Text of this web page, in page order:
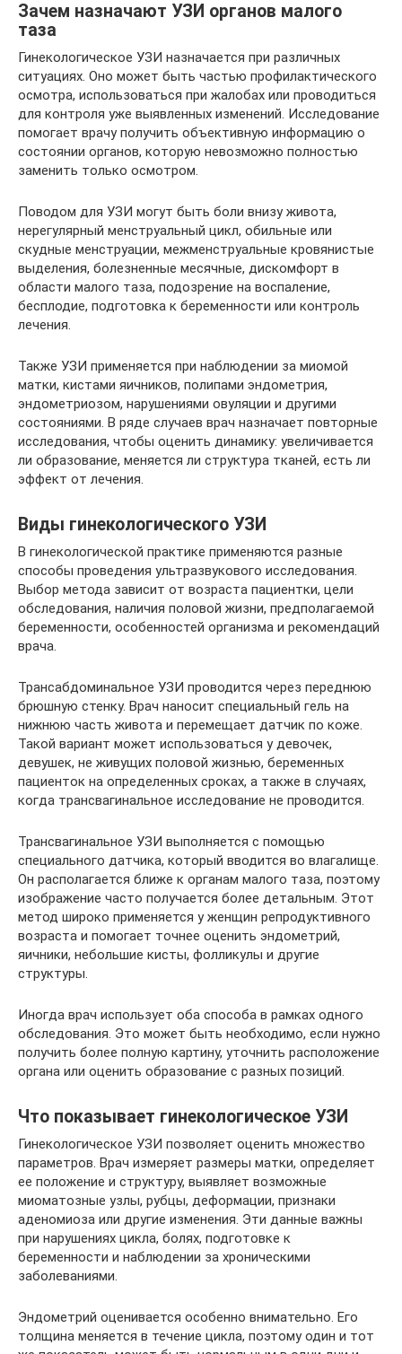
Зачем назначают УЗИ органов малого
таза
Гинекологическое УЗИ назначается при различных
ситуациях. Оно может быть частью профилактического
осмотра, использоваться при жалобах или проводиться
для контроля уже выявленных изменений. Исследование
помогает врачу получить объективную информацию о
состоянии органов, которую невозможно полностью
заменить только осмотром.
Поводом для УЗИ могут быть боли внизу живота,
нерегулярный менструальный цикл, обильные или
скудные менструации, межменструальные кровянистые
выделения, болезненные месячные, дискомфорт в
области малого таза, подозрение на воспаление,
бесплодие, подготовка к беременности или контроль
лечения.
Также УЗИ применяется при наблюдении за миомой
матки, кистами яичников, полипами эндометрия,
эндометриозом, нарушениями овуляции и другими
состояниями. В ряде случаев врач назначает повторные
исследования, чтобы оценить динамику: увеличивается
ли образование, меняется ли структура тканей, есть ли
эффект от лечения.
Виды гинекологического УЗИ
В гинекологической практике применяются разные
способы проведения ультразвукового исследования.
Выбор метода зависит от возраста пациентки, цели
обследования, наличия половой жизни, предполагаемой
беременности, особенностей организма и рекомендаций
врача.
Трансабдоминальное УЗИ проводится через переднюю
брюшную стенку. Врач наносит специальный гель на
нижнюю часть живота и перемещает датчик по коже.
Такой вариант может использоваться у девочек,
девушек, не живущих половой жизнью, беременных
пациенток на определенных сроках, а также в случаях,
когда трансвагинальное исследование не проводится.
Трансвагинальное УЗИ выполняется с помощью
специального датчика, который вводится во влагалище.
Он располагается ближе к органам малого таза, поэтому
изображение часто получается более детальным. Этот
метод широко применяется у женщин репродуктивного
возраста и помогает точнее оценить эндометрий,
яичники, небольшие кисты, фолликулы и другие
структуры.
Иногда врач использует оба способа в рамках одного
обследования. Это может быть необходимо, если нужно
получить более полную картину, уточнить расположение
органа или оценить образование с разных позиций.
Что показывает гинекологическое УЗИ
Гинекологическое УЗИ позволяет оценить множество
параметров. Врач измеряет размеры матки, определяет
ее положение и структуру, выявляет возможные
миоматозные узлы, рубцы, деформации, признаки
аденомиоза или другие изменения. Эти данные важны
при нарушениях цикла, болях, подготовке к
беременности и наблюдении за хроническими
заболеваниями.
Эндометрий оценивается особенно внимательно. Его
толщина меняется в течение цикла, поэтому один и тот